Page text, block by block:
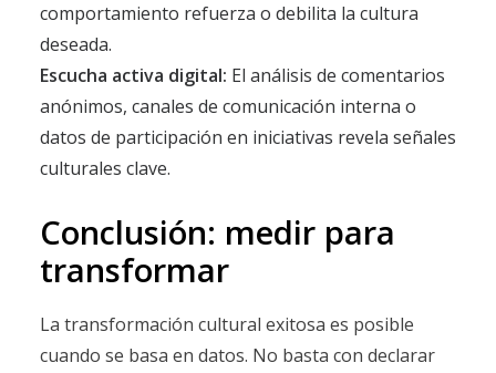
comportamiento refuerza o debilita la cultura
deseada.
Escucha activa digital: El análisis de comentarios
anónimos, canales de comunicación interna o
datos de participación en iniciativas revela señales
culturales clave.
Conclusión: medir para
transformar
La transformación cultural exitosa es posible
cuando se basa en datos. No basta con declarar